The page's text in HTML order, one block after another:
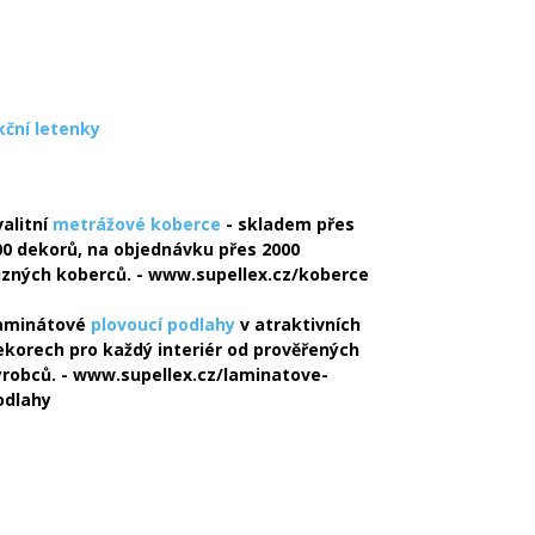
letenky
metrážové koberce - skladem přes
dekorů, na objednávku přes 2000
koberců. - www.supellex.cz/koberce
plovoucí podlahy v atraktivních
pro každý interiér od prověřených
- www.supellex.cz/laminatove-